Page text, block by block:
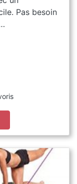
Pas besoin